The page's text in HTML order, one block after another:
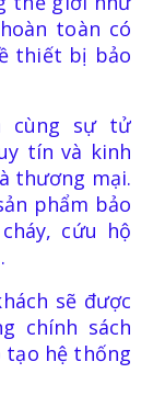
toàn có
thiết bị bảo
cùng sự tử
tín và kinh
thương mại.
phẩm bảo
cứu hộ
sẽ được
chính sách
tạo hệ thống